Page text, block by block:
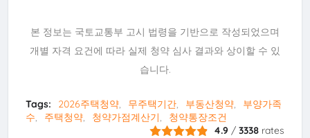
본 정보는 국토교통부 고시 법령을 기반으로 작성되었으며
개별 자격 요건에 따라 실제 청약 심사 결과와 상이할 수 있
습니다.
Tags: 2026주택청약 무주택기간 부동산청약
부양가족
수
주택청약 청약가점계산기
청약통장조건
4.9 /3338 rates